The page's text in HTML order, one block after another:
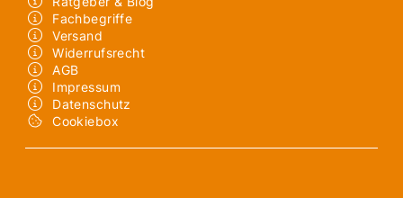
Fachbegriffe
Versand
Widerrufsrecht
AGB
Impressum
Datenschutz
Cookiebox